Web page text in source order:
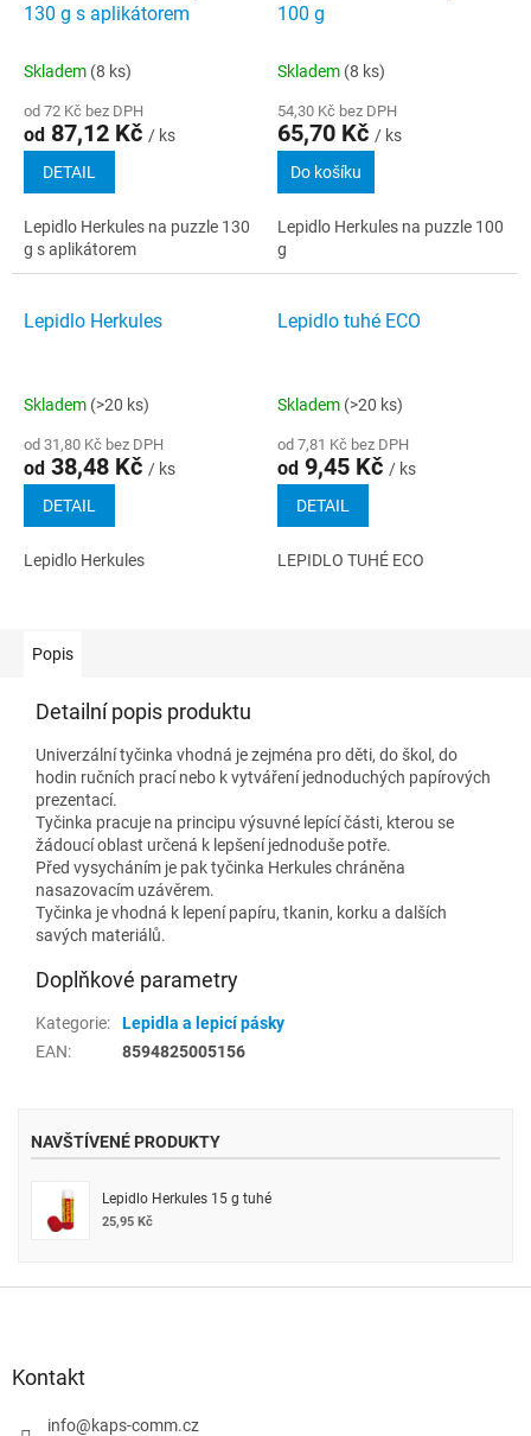
130 g s aplikátorem
Skladem (8 ks)
od 72 Kč bez DPH
od 87,12 Kč / ks
DETAIL
Lepidlo Herkules na puzzle 130
g s aplikátorem
100 g
Skladem (8 ks)
54,30 Kč bez DPH
65,70 Kč / ks
Do košíku
Lepidlo Herkules na puzzle 100
g
Lepidlo Herkules
Skladem (>20 ks)
od 31,80 Kč bez DPH
od 38,48 Kč / ks
DETAIL
Lepidlo Herkules
Lepidlo tuhé ECO
Skladem (>20 ks)
od 7,81 Kč bez DPH
od 9,45 Kč / ks
DETAIL
LEPIDLO TUHÉ ECO
Popis
Detailní popis produktu
Univerzální tyčinka vhodná je zejména pro děti, do škol, do
hodin ručních prací nebo k vytváření jednoduchých papírových
prezentací.
Tyčinka pracuje na principu výsuvné lepící části, kterou se
žádoucí oblast určená k lepšení jednoduše potře.
Před vysycháním je pak tyčinka Herkules chráněna
nasazovacím uzávěrem.
Tyčinka je vhodná k lepení papíru, tkanin, korku a dalších
savých materiálů.
Doplňkové parametry
Kategorie:
Lepidla a lepicí pásky
EAN: 8594825005156
NAVŠTÍVENÉ PRODUKTY
Lepidlo Herkules 15 g tuhé
25,95 Kč
Kontakt
info@kaps-comm.cz